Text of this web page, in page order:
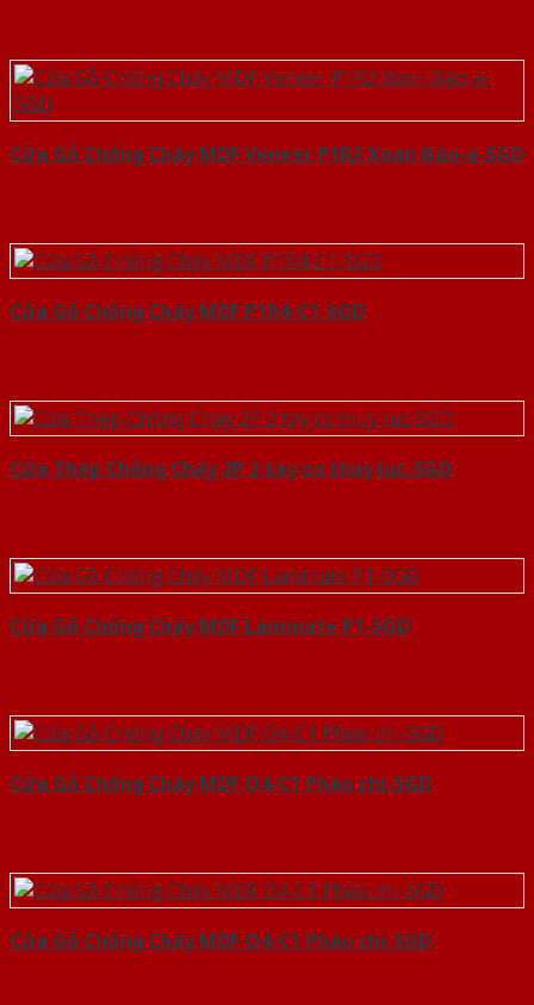
Cửa Gỗ Chống Cháy MDF Veneer P1R2 Xoan Đào-a-SGD
Cửa Gỗ Chống Cháy MDF P1R4-C1-SGD
Cửa Thép Chống Cháy 2P 2 tay co thuy luc-SGD
Cửa Gỗ Chống Cháy MDF Laminate P1-SGD
Cửa Gỗ Chống Cháy MDF O4-C1 Phào chi-SGD
Cửa Gỗ Chống Cháy MDF O4-C1 Phào chi-SGD